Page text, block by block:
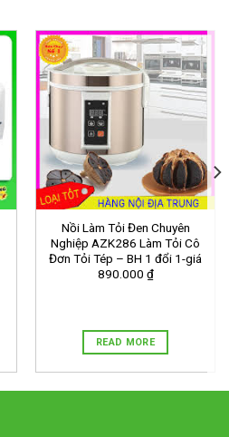
Nồi Làm Tỏi Đen Chuyên
Nghiệp AZK286 Làm Tỏi Cô
Đơn Tỏi Tép – BH 1 đổi 1-giá
890.000 ₫
READ MORE